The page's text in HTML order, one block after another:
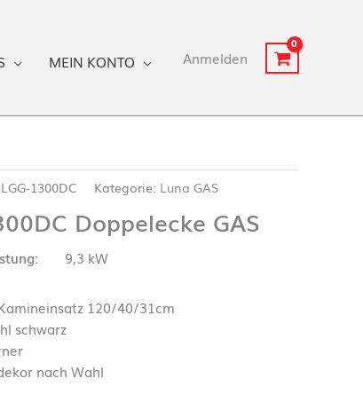
MEIN KONTO Anmelden
LGG-1300DC Kategorie: Luna GAS
Doppelecke GAS
9,3 kW
120/40/31cm
schwarz
nach Wahl